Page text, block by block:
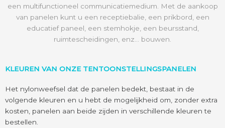
een multifunctioneel communicatiemedium. Met de aankoop
van panelen kunt u een receptiebalie, een prikbord, een
educatief paneel, een stemhokje, een beursstand,
ruimtescheidingen, enz... bouwen.
KLEUREN VAN ONZE TENTOONSTELLINGSPANELEN
Het nylonweefsel dat de panelen bedekt, bestaat in de
volgende kleuren en u hebt de mogelijkheid om, zonder extra
kosten, panelen aan beide zijden in verschillende kleuren te
bestellen.